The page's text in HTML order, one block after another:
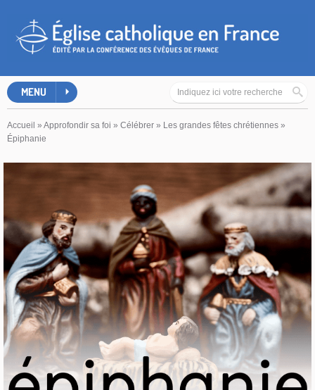
MENU
Accueil » Approfondir sa foi » Célébrer » Les grandes fêtes chrétiennes »
Épiphanie